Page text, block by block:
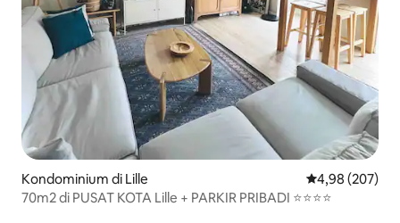
Kondominium di Lille Nilai rata-rata
4,98 (207)
70m2 di PUSAT KOTA Lille + PARKIR PRIBADI ⭐️⭐️⭐️⭐️